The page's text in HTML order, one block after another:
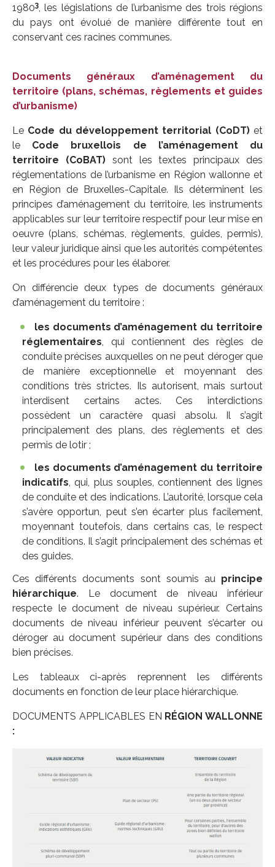
19803, les législations de l’urbanisme des trois régions
du pays ont évolué de manière différente tout en
conservant ces racines communes.
Documents généraux d’aménagement du
territoire (plans, schémas, règlements et guides
d’urbanisme)
Le Code du développement territorial (CoDT)et
le Code bruxellois de l’aménagement du
territoire (CoBAT)sont les textes principaux des
réglementations de l’urbanisme en Région wallonne et
en Région de Bruxelles-Capitale. Ils déterminent les
principes d’aménagement du territoire, les instruments
applicables sur leur territoire respectif pour leur mise en
oeuvre (plans, schémas, règlements, guides, permis),
leur valeur juridique ainsi que les autorités compétentes
et les procédures pour les élaborer.
On différencie deux types de documents généraux
d’aménagement du territoire :
les documents d’aménagement du territoire
réglementaires, qui contiennent des règles de
conduite précises auxquelles on ne peut déroger que
de manière exceptionnelle et moyennant des
conditions très strictes. Ils autorisent, mais surtout
interdisent certains actes. Ces interdictions
possèdent un caractère quasi absolu. Il s’agit
principalement des plans, des règlements et des
permis de lotir ;
les documents d’aménagement du territoire
indicatifs, qui, plus souples, contiennent des lignes
de conduite et des indications. L’autorité, lorsque cela
s’avère opportun, peut s’en écarter plus facilement,
moyennant toutefois, dans certains cas, le respect
de conditions. Il s’agit principalement des schémas et
des guides.
Ces différents documents sont soumis au principe
hiérarchique. Le document de niveau inférieur
respecte le document de niveau supérieur. Certains
documents de niveau inférieur peuvent s’écarter ou
déroger au document supérieur dans des conditions
bien précises.
Les tableaux ci-après reprennent les différents
documents en fonction de leur place hiérarchique.
DOCUMENTS APPLICABLES EN RÉGION WALLONNE
: